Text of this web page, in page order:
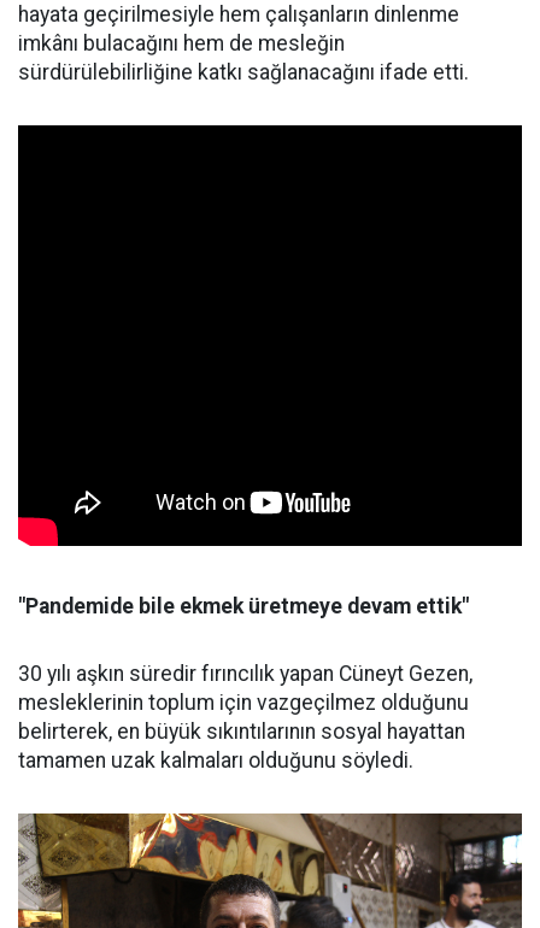
hayata geçirilmesiyle hem çalışanların dinlenme
imkânı bulacağını hem de mesleğin
sürdürülebilirliğine katkı sağlanacağını ifade etti.
"Pandemide bile ekmek üretmeye devam ettik"
30 yılı aşkın süredir fırıncılık yapan Cüneyt Gezen,
mesleklerinin toplum için vazgeçilmez olduğunu
belirterek, en büyük sıkıntılarının sosyal hayattan
tamamen uzak kalmaları olduğunu söyledi.